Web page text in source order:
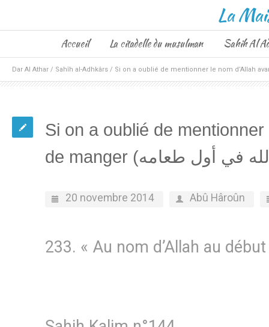
La
Accueil La citadelle du musulman Sahih Al
Dar Al Athar / Sahîh al-Adhkârs /
Si on a oublié de mentionner
20 novembre 2014 Abû Hâroûn
233. « Au nom d’Allah au